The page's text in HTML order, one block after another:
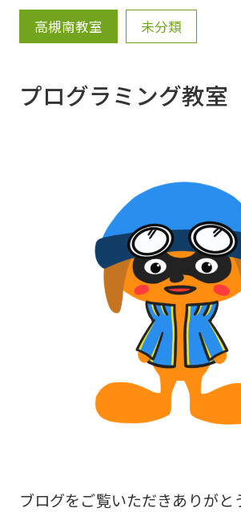
中学校は、９月２８日(木)・
日曜・月曜日は対策を実施します。 塾
受講も可能です。 事前にお問い合わせ頂けれ
高槻南教室 未分類
プログラミング教室
ブログをご覧いただきありがと